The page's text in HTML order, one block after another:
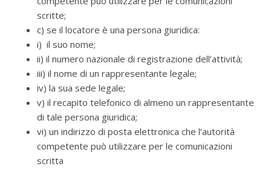
scritte;
c) se il locatore è una persona giuridica:
i) il suo nome;
ii) il numero nazionale di registrazione dell’attività;
iii) il nome di un rappresentante legale;
iv) la sua sede legale;
v) il recapito telefonico di almeno un rappresentante
di tale persona giuridica;
vi) un indirizzo di posta elettronica che l’autorità
competente può utilizzare per le comunicazioni
scritta